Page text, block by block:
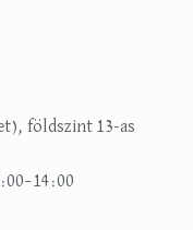
földszint 13-as